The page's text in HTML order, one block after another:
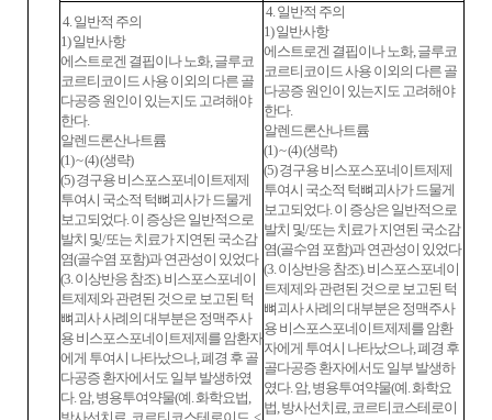
4. 일반적 주의
1) 일반사항
에스트로겐 결핍이나 노화, 글루코
코르티코이드 사용 이외의 다른 골
다공증 원인이 있는지도 고려해야
한다.
알렌드론산나트륨
(1) ~ (4) (생략)
(5) 경구용 비스포스포네이트제제
투여시 국소적 턱뼈괴사가 드물게
보고되었다. 이 증상은 일반적으로
발치 및/또는 치료가 지연된 국소감
염(골수염 포함)과 연관성이 있었다
(3. 이상반응 참조). 비스포스포네이
트제제와 관련된 것으로 보고된 턱
뼈괴사 사례의 대부분은 정맥주사
용 비스포스포네이트제제를 암환자
에게 투여시 나타났으나, 폐경 후 골
다공증 환자에서도 일부 발생하였
다. 암, 병용투여약물(예. 화학요법,
4. 일반적 주의
1) 일반사항
에스트로겐 결핍이나 노화, 글루코
코르티코이드 사용 이외의 다른 골
다공증 원인이 있는지도 고려해야
한다.
알렌드론산나트륨
(1) ~ (4) (생략)
(5) 경구용 비스포스포네이트제제
투여시 국소적 턱뼈괴사가 드물게
보고되었다. 이 증상은 일반적으로
발치 및/또는 치료가 지연된 국소감
염(골수염 포함)과 연관성이 있었다
(3. 이상반응 참조). 비스포스포네이
트제제와 관련된 것으로 보고된 턱
뼈괴사 사례의 대부분은 정맥주사
용 비스포스포네이트제제를 암환
자에게 투여시 나타났으나, 폐경 후
골다공증 환자에서도 일부 발생하
였다. 암, 병용투여약물(예. 화학요
법, 방사선치료, 코르티코스테로이